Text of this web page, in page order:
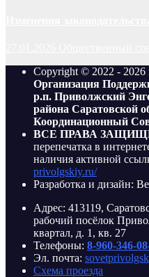
Copyright © 2022 - 2026
Организация
р.п. Приволжский
района Саратовской
Координационный
ВСЕ ПРАВА
перепечатка в
наличия активной
privolgskiy.ru/
Разработка и дизайн:
Адрес: 413119,
рабочий посёлок
квартал, д. 1, кв. 27
Телефоны: 8-960-346-
Эл. почта:
Схема проезда